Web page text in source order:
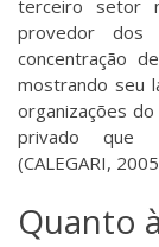
terceiro setor
provedor dos
concentração
mostrando seu
organizações
privado que
(CALEGARI,
Quanto